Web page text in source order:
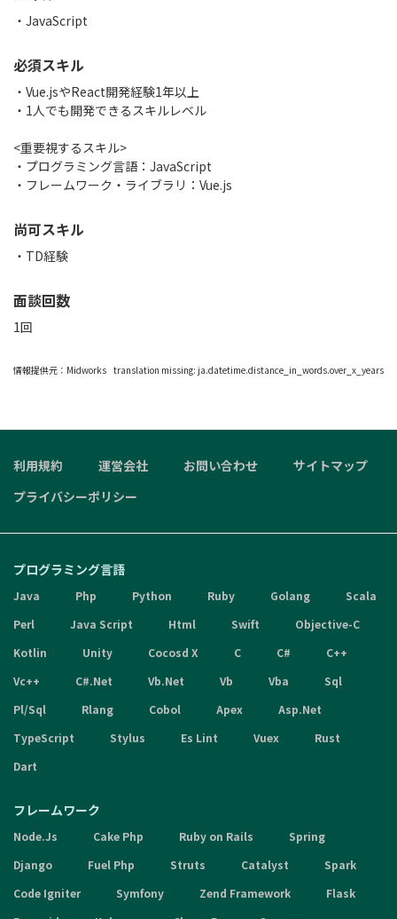
JavaScript
必須スキル
・Vue.jsやReact開発経験1年以上
・1人でも開発できるスキルレベル
<重要視するスキル>
・プログラミング言語：JavaScript
・フレームワーク・ライブラリ：Vue.js
尚可スキル
・TD経験
面談回数
1回
情報提供元： Midworks translation missing: ja.datetime.distance_in_words.over_x_years
利用規約 運営会社 お問い合わせ
サイトマップ
プライバシーポリシー
プログラミング言語
Java Php Python Ruby Golang
Scala
Perl
Java Script Html Swift
Objective-C
Kotlin
Unity Cocosd X C C#
C++
Vc++
C#.Net Vb.Net Vb Vba
Sql
Pl/Sql
Rlang Cobol Apex
Asp.Net
TypeScript
Stylus Es Lint Vuex
Rust
Dart
フレームワーク
Node.Js Cake Php Ruby on Rails
Spring
Django
Fuel Php Struts Catalyst
Spark
Code Igniter
Symfony Zend Framework
Flask